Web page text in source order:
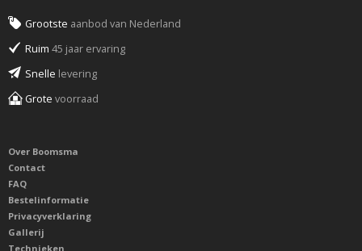
Grootste aanbod van Nederland
Ruim 45 jaar ervaring
Snelle levering
Grote voorraad
Over Boomsma
Contact
FAQ
Bestelinformatie
Privacyverklaring
Gallerij
Technieken